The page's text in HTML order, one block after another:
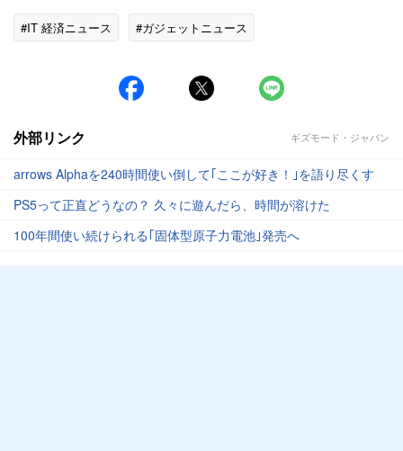
#IT 経済ニュース #ガジェットニュース
外部リンク ギズモード・ジャパン
arrows Alphaを240時間使い倒して｢ここが好き！｣を語り尽くす
PS5って正直どうなの？ 久々に遊んだら、時間が溶けた
100年間使い続けられる｢固体型原子力電池｣発売へ